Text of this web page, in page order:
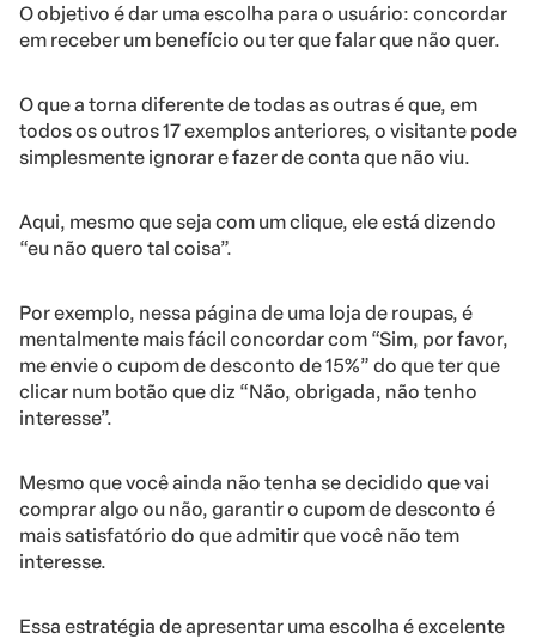
O objetivo é dar uma escolha para o usuário: concordar
em receber um benefício ou ter que falar que não quer.
O que a torna diferente de todas as outras é que, em
todos os outros 17 exemplos anteriores, o visitante pode
simplesmente ignorar e fazer de conta que não viu.
Aqui, mesmo que seja com um clique, ele está dizendo
“eu não quero tal coisa”.
Por exemplo, nessa página de uma loja de roupas, é
mentalmente mais fácil concordar com “Sim, por favor,
me envie o cupom de desconto de 15%” do que ter que
clicar num botão que diz “Não, obrigada, não tenho
interesse”.
Mesmo que você ainda não tenha se decidido que vai
comprar algo ou não, garantir o cupom de desconto é
mais satisfatório do que admitir que você não tem
interesse.
Essa estratégia de apresentar uma escolha é excelente